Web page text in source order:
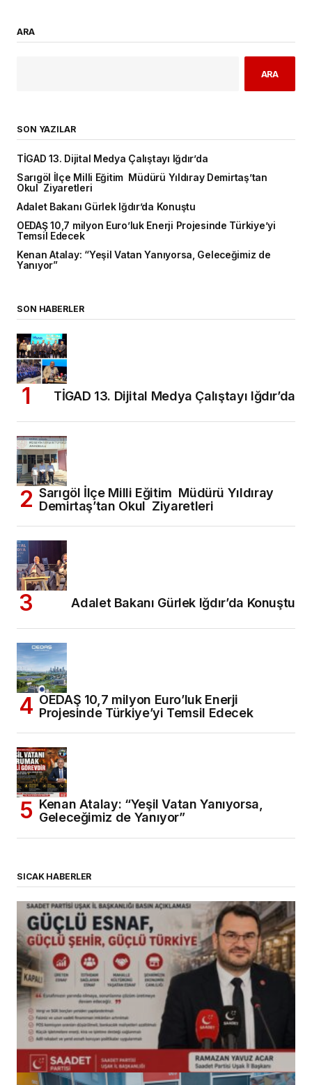
ARA
ARA
SON YAZILAR
TİGAD 13. Dijital Medya Çalıştayı Iğdır’da
Sarıgöl İlçe Milli Eğitim Müdürü Yıldıray Demirtaş’tan
Okul Ziyaretleri
Adalet Bakanı Gürlek Iğdır’da Konuştu
OEDAŞ 10,7 milyon Euro’luk Enerji Projesinde Türkiye’yi
Temsil Edecek
Kenan Atalay: “Yeşil Vatan Yanıyorsa, Geleceğimiz de
Yanıyor”
SON HABERLER
TİGAD 13. Dijital Medya Çalıştayı Iğdır’da
Sarıgöl İlçe Milli Eğitim Müdürü Yıldıray
Demirtaş’tan Okul Ziyaretleri
Adalet Bakanı Gürlek Iğdır’da Konuştu
OEDAŞ 10,7 milyon Euro’luk Enerji
Projesinde Türkiye’yi Temsil Edecek
Kenan Atalay: “Yeşil Vatan Yanıyorsa,
Geleceğimiz de Yanıyor”
SICAK HABERLER
(başlıksız)
Alaattin Karahan tarafından 14/07/2026